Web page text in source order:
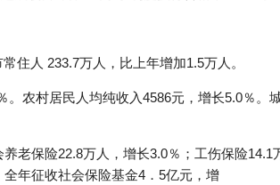
人 233.7万人，比上年增加1.5万人。
农村居民人均纯收入4586元，增长5.0％。
老保险22.8万人，增长3.0％；工伤保险14.1
年征收社会保险基金4．5亿元，增